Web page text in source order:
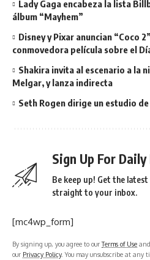
Lady Gaga encabeza la lista
álbum “Mayhem”
Disney y Pixar anuncian “Coco
conmovedora película sobre el
Shakira invita al escenario a la
Melgar, y lanza indirecta
Seth Rogen dirige un estudio
Sign Up For
Be keep up! Get the
straight to your inbox.
[mc4wp_form]
By signing up, you agree to ourTerms of Use
our Privacy Policy. You may unsubscribe at any